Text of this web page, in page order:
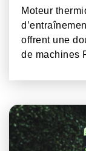
Moteur
offrent une
de machines